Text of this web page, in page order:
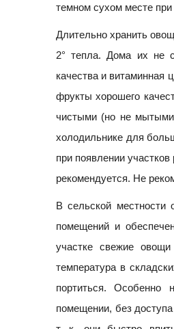
темном сухом месте
Длительно хранить
2° тепла. Дома их не
качества и витаминная
фрукты хорошего
чистыми (но не
холодильнике для
при появлении
рекомендуется. Не
В сельской местности
помещений и
участке свежие
температура в
портиться. Особенно
помещении, без